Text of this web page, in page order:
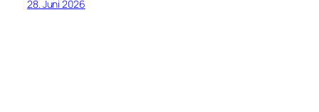
28. Juni 2026